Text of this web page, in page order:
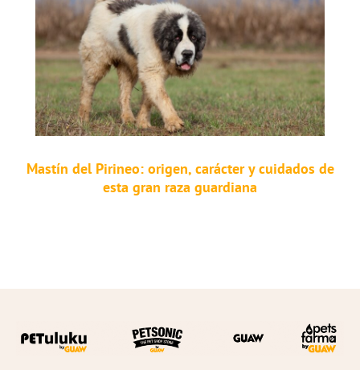
Mastín del Pirineo: origen, carácter y cuidados de
esta gran raza guardiana